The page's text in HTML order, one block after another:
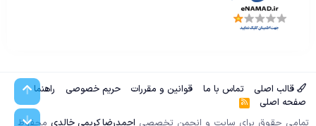
قالب اصلی تماس با ما قوانین و مقررات حریم خصوصی
راهنما
صفحه اصلی
آ
ر‌
ا
تمامی حقوق برای سایت و انجمن تخصصی احمدرضا کریمی خالدی محفوظ
بالا
پایین